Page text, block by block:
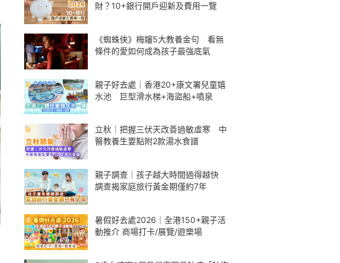
財？10+銀行開戶迎新及費用一覽
《蜘蛛俠》梅嬸5大教養金句 看無
條件的愛如何成為孩子最強底氣
親子好去處｜香港20+康文署兒童嬉
水池 巨型滑水梯+海盜船+噴泉
立秋｜把握三伏天改善過敏虛寒 中
醫教養生要點附2款湯水食譜
親子調查｜孩子越大時間過得越快
調查揭家庭旅行黃金期僅約7年
暑假好去處2026｜全港150+親子活
動推介 商場打卡/展覽/遊樂場